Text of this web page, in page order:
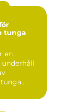
tunga
en
underhåll